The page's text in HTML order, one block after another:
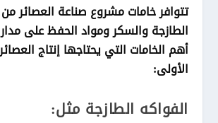
تتوافر خامات مشروع صناعة العصائر
الطازجة والسكر ومواد الحفظ على
أهم الخامات التي يحتاجها إنتاج
الأولى:
الفواكه الطازجة مثل: